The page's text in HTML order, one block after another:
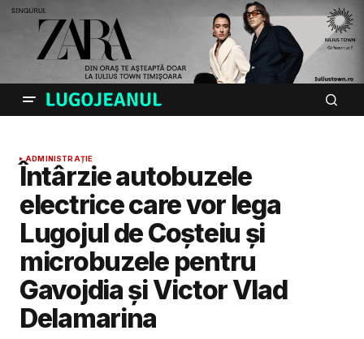
ADMINISTRAȚIE
Întârzie autobuzele
electrice care vor lega
Lugojul de Coșteiu și
microbuzele pentru
Gavojdia și Victor Vlad
Delamarina